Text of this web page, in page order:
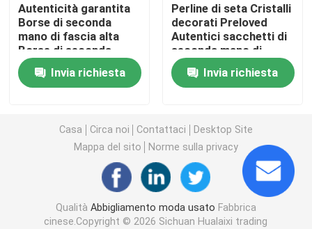
seconde borse di mano
Borse di lusso di seconda mano
Scarpe da bambino usate
Abiti casual autunnali
Camicie da uomo nuovo modello
Autenticità garantita
Borse di seconda
mano di fascia alta
Borse di seconda
mano firmate Cartella
Invia richiesta
Perline di seta Cristalli
decorati Preloved
Autentici sacchetti di
seconda mano di
marca da 1 kg
Invia richiesta
Casa Circa noi Contattaci
Desktop Site
Mappa del sito
Norme sulla privacy
Qualità Abbigliamento moda usato Fabbrica
cinese.Copyright © 2026 Sichuan Hualaixi trading